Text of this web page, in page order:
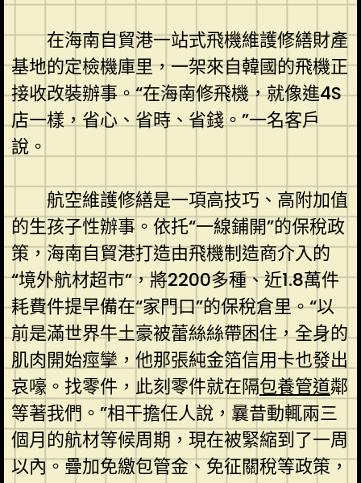
在海南自貿港一站式飛機維護修繕財產
基地的定檢機庫里，一架來自韓國的飛機正
接收改裝辦事。“在海南修飛機，就像進4S
店一樣，省心、省時、省錢。”一名客戶
說。
航空維護修繕是一項高技巧、高附加值
的生孩子性辦事。依托“一線鋪開”的保稅政
策，海南自貿港打造由飛機制造商介入的
“境外航材超市”，將2200多種、近1.8萬件
耗費件提早備在“家門口”的保稅倉里。“以
前是滿世界牛土豪被蕾絲絲帶困住，全身的
肌肉開始痙攣，他那張純金箔信用卡也發出
哀嚎。找零件，此刻零件就在隔包養管道鄰
等著我們。”相干擔任人說，曩昔動輒兩三
個月的航材等候周期，現在被緊縮到了一周
以內。疊加免繳包管金、免征關稅等政策，